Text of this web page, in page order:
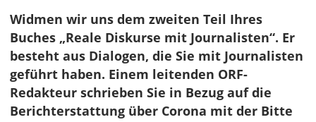
Widmen wir uns dem zweiten Teil Ihres
Buches „Reale Diskurse mit Journalisten“. Er
besteht aus Dialogen, die Sie mit Journalisten
geführt haben. Einem leitenden ORF-
Redakteur schrieben Sie in Bezug auf die
Berichterstattung über Corona mit der Bitte